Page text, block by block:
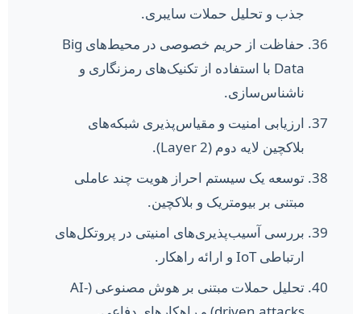
جذب و تحلیل حملات سایبری.
حفاظت از حریم خصوصی در محیط‌های Big
Data با استفاده از تکنیک‌های رمزنگاری و
ناشناس‌سازی.
ارزیابی امنیت و مقیاس‌پذیری شبکه‌های
بلاکچین لایه دوم (Layer 2).
توسعه یک سیستم احراز هویت چند عاملی
مبتنی بر بیومتریک و بلاکچین.
بررسی آسیب‌پذیری‌های امنیتی در پروتکل‌های
ارتباطی IoT و ارائه راهکار.
تحلیل حملات مبتنی بر هوش مصنوعی (AI-